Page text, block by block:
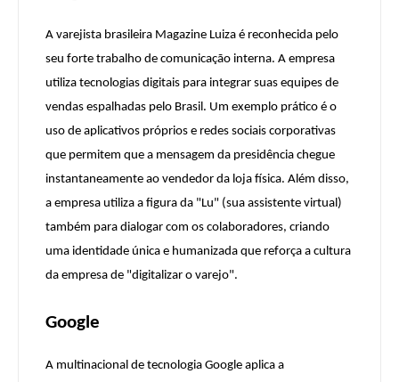
A varejista brasileira Magazine Luiza é reconhecida pelo
seu forte trabalho de comunicação interna. A empresa
utiliza tecnologias digitais para integrar suas equipes de
vendas espalhadas pelo Brasil. Um exemplo prático é o
uso de aplicativos próprios e redes sociais corporativas
que permitem que a mensagem da presidência chegue
instantaneamente ao vendedor da loja física. Além disso,
a empresa utiliza a figura da "Lu" (sua assistente virtual)
também para dialogar com os colaboradores, criando
uma identidade única e humanizada que reforça a cultura
da empresa de "digitalizar o varejo".
Google
A multinacional de tecnologia Google aplica a